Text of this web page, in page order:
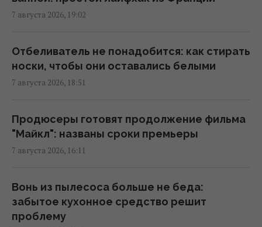
из жизни
15:00 пятница, 07 августа 2026
остатки "моря", исчезнувшего десятки
тысяч лет назад
14:46 пятница, 07 августа 2026
Тест для проверки IQ со спичками, который
с первого взгляда одолевают единицы
14:20 пятница, 07 августа 2026
7 августа 2026, 19:02
Отбеливатель не понадобится: как стирать
носки, чтобы они оставались белыми
7 августа 2026, 18:51
Продюсеры готовят продолжение фильма
"Майкл": названы сроки премьеры
7 августа 2026, 16:11
Вонь из пылесоса больше не беда:
забытое кухонное средство решит
проблему